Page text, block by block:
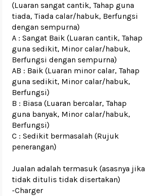
(Luaran sangat cantik, Tahap guna
tiada, Tiada calar/habuk, Berfungsi
dengan sempurna)
A : Sangat Baik (Luaran cantik, Tahap
guna sedikit, Minor calar/habuk,
Berfungsi dengan sempurna)
AB : Baik (Luaran minor calar, Tahap
guna sedikit, Minor calar/habuk,
Berfungsi)
B : Biasa (Luaran bercalar, Tahap
guna banyak, Minor calar/habuk,
Berfungsi)
C : Sedikit bermasalah (Rujuk
penerangan)
Jualan adalah termasuk (asasnya jika
tidak ditulis tidak disertakan)
-Charger